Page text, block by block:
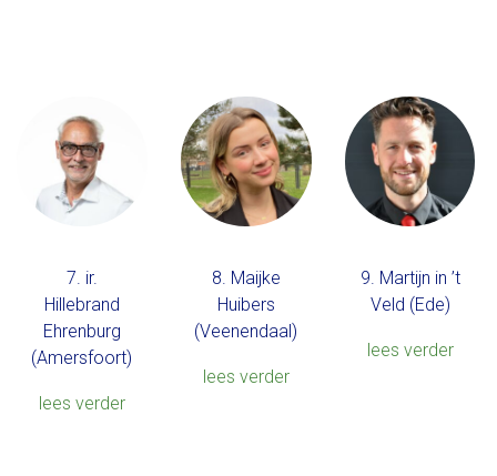
7. ir.
Hillebrand
Ehrenburg
(Amersfoort)
lees verder
8. Maijke
Huibers
(Veenendaal)
lees verder
9. Martijn in ’t
Veld (Ede)
lees verder